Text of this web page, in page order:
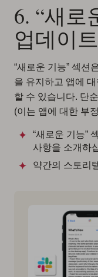
6. “새로
업데이
“새로운 기능” 섹션
을 유지하고 앱에
할 수 있습니다. 단
(이는 앱에 대한 부
“새로운 기능”
사항을 소개하
약간의 스토리